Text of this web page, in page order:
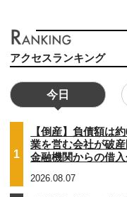
アクセスランキング
今日
1
【倒産】負債額は
業を営む会社が破
金融機関からの借
2026.08.07